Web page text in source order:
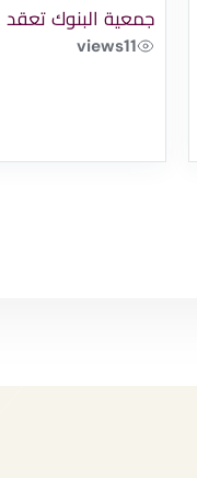
جمعية البنوك تعقد
11
views